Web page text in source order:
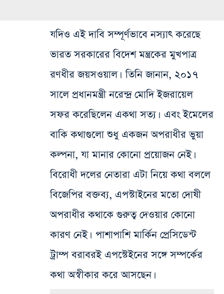
যদিও এই দাবি সম্পূর্ণভাবে নস্যাৎ করেছে
ভারত সরকারের বিদেশ মন্ত্রকের মুখপাত্র
রণধীর জয়সওয়াল। তিনি জানান, ২০১৭
সালে প্রধানমন্ত্রী নরেন্দ্র মোদি ইজরায়েল
সফর করেছিলেন একথা সত্য। এবং ইমেলের
বাকি কথাগুলো শুধু একজন অপরাধীর ভুয়া
কল্পনা, যা মানার কোনো প্রয়োজন নেই।
বিরোধী দলের নেতারা এটা নিয়ে কথা বললে
বিজেপির বক্তব্য, এপস্টাইনের মতো দোষী
অপরাধীর কথাকে গুরুত্ব দেওয়ার কোনো
কারণ নেই। পাশাপাশি মার্কিন প্রেসিডেন্ট
ট্রাম্প বরাবরই এপস্টেইনের সঙ্গে সম্পর্কের
কথা অস্বীকার করে আসছেন।